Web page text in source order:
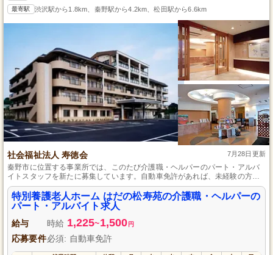
最寄駅 渋沢駅から1.8km、秦野駅から4.2km、松田駅から6.6km
社会福祉法人 寿徳会 7月28日更新
秦野市に位置する事業所では、このたび介護職・ヘルパーのパート・アルバ
イトスタッフを新たに募集しています。自動車免許があれば、未経験の方で
も大歓迎です。育児休暇や介護休暇の取得が可能で、昇給・賞与の実績もあ
り、日々の頑張りがしっかりと報酬に反映される環境です。地域福祉に貢献
する使命感を持ち、利用者さま一人ひとりの意向を尊重したサービスを提供
しているため、やりがいを感じながら働けます。
特別養護老人ホーム はだの松寿苑の介護職・ヘルパーの
パート・アルバイト求人
給与 時給 1,225~1,500 円
応募要件必須: 自動車免許